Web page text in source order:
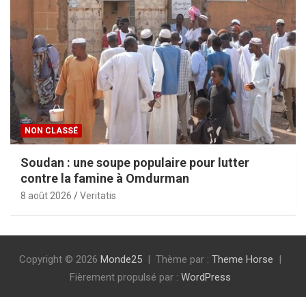
NON CLASSÉ
Soudan : une soupe populaire pour lutter
contre la famine à Omdurman
8 août 2026 Veritatis
Copyright © 2026 Monde25 Thème par : Theme Horse
Fièrement propulsé par : WordPress